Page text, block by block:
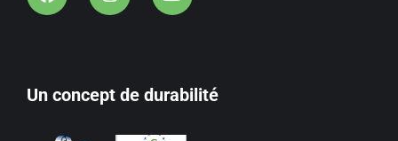
Un concept de durabilité